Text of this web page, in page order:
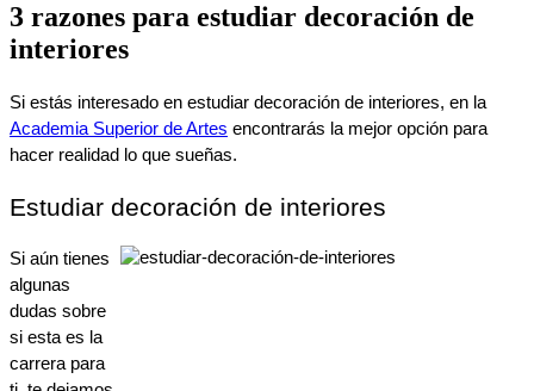
3 razones para estudiar decoración de
interiores
Academia Superior de Artes encontrarás la mejor opción para
hacer realidad lo que sueñas.
Estudiar decoración de interiores
Si aún tienes
algunas
dudas sobre
si esta es la
carrera para